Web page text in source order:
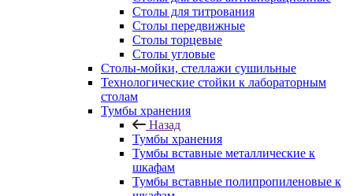
Столы для титрования
Столы передвижные
Столы торцевые
Столы угловые
Столы-мойки, стеллажи сушильные
Технологические стойки к лабораторным
столам
Тумбы хранения
Назад
Тумбы хранения
Тумбы вставные металлические к
шкафам
Тумбы вставные полипропиленовые к